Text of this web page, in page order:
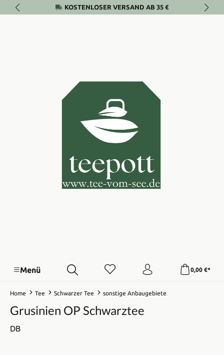
Zum Hauptinhalt springenKOSTENLOSER VERSAND AB 35 €
Menü 0,00 €*
Home Tee Schwarzer Tee sonstige Anbaugebiete
Grusinien OP Schwarztee
DB